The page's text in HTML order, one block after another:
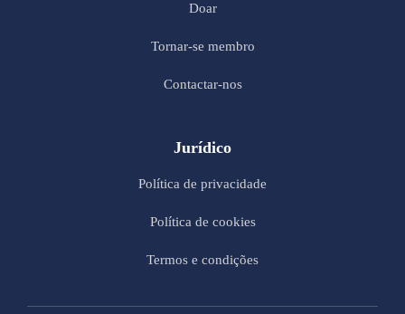
Doar
Tornar-se membro
Contactar-nos
Jurídico
Política de privacidade
Política de cookies
Termos e condições